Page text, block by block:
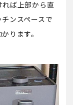
れば上部から直
ンスペースで
ります。